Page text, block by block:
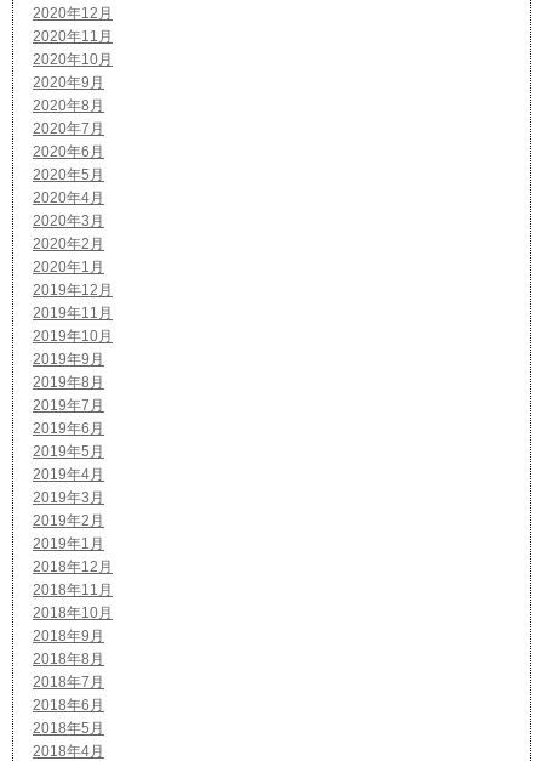
2020年12月
2020年11月
2020年10月
2020年9月
2020年8月
2020年7月
2020年6月
2020年5月
2020年4月
2020年3月
2020年2月
2020年1月
2019年12月
2019年11月
2019年10月
2019年9月
2019年8月
2019年7月
2019年6月
2019年5月
2019年4月
2019年3月
2019年2月
2019年1月
2018年12月
2018年11月
2018年10月
2018年9月
2018年8月
2018年7月
2018年6月
2018年5月
2018年4月